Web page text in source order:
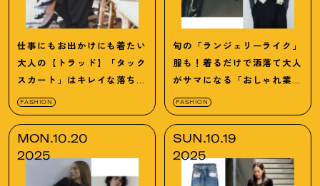
仕事にもお出かけにも着たい
大人の【トラッド】「タック
スカート」はキレイな落ち感
命で選んで！
FASHION
旬の「ランジェリーライク」
服も！着るだけで洒落て大人
がサマになる「おしゃれ業界
人ブランド」
FASHION
MON.10.20
2025
SUN.10.19
2025